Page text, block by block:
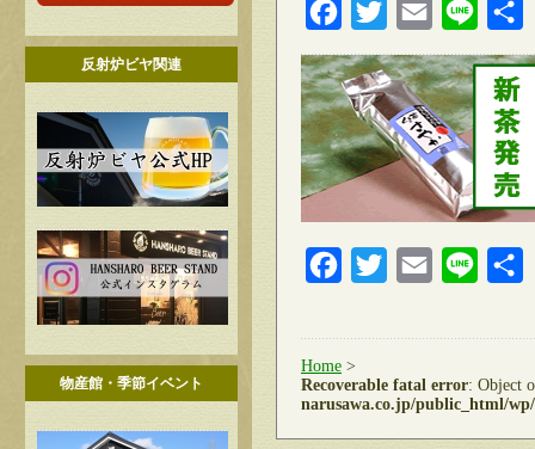
反射炉ビヤ関連
物産館・季節イベント
FacebookTwitter Email Line
FacebookTwitter Email Line
Home >
Recoverable fatal error: Object
narusawa.co.jp/public_html/